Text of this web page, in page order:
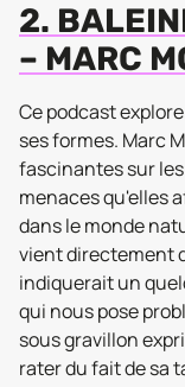
2.
– MARC
Ce podcast
ses formes. Marc
fascinantes sur
menaces qu'elles
dans le monde
vient directement
indiquerait un
qui nous pose
sous gravillon
rater du fait de sa